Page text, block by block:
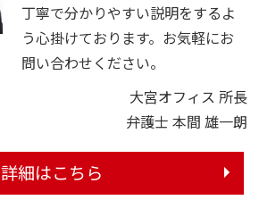
丁寧で分かりやすい説明をするよ
う心掛けております。お気軽にお
問い合わせください。
大宮オフィス 所長
弁護士 本間 雄一朗
詳細はこちら